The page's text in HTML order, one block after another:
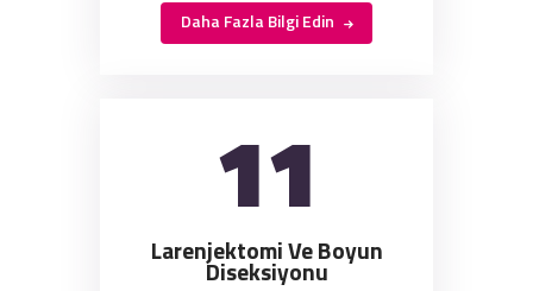
Daha Fazla Bilgi Edin
11
Larenjektomi Ve Boyun
Diseksiyonu